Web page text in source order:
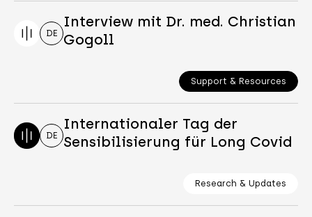
DE
Interview mit Dr. med. Christian
Gogoll
Support & Resources
DE
Internationaler Tag der
Sensibilisierung für Long Covid
Research & Updates